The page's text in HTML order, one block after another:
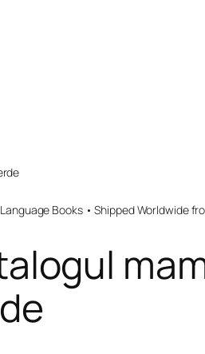
Books • Shipped Worldwide